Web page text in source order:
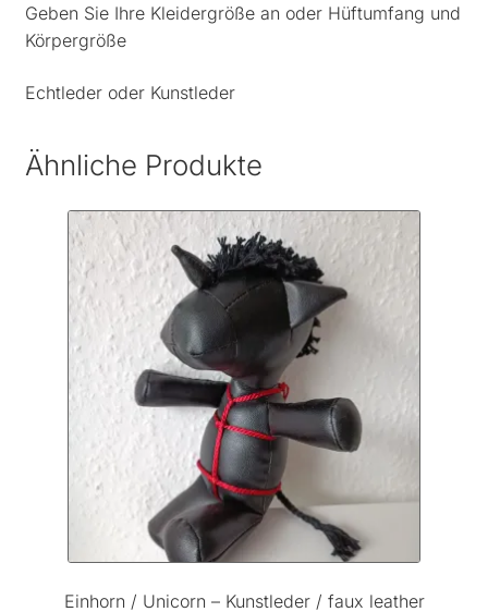
Geben Sie Ihre Kleidergröße an oder Hüftumfang und
Körpergröße
Echtleder oder Kunstleder
Ähnliche Produkte
Einhorn / Unicorn – Kunstleder / faux leather